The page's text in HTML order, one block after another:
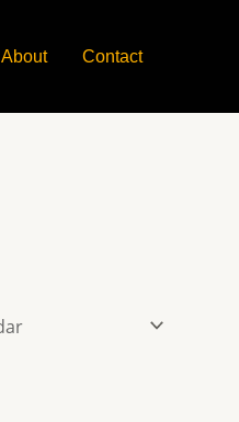
About Contact